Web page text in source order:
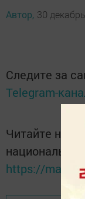
Автор, 30
Следите за
Telegram-
Читайте
https://